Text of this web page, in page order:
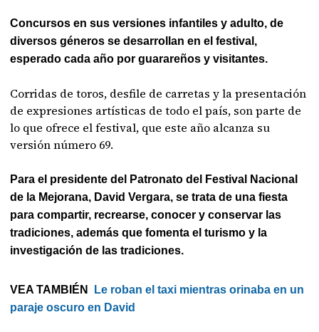
Concursos en sus versiones infantiles y adulto, de
diversos géneros se desarrollan en el festival,
esperado cada año por guarareños y visitantes.
Corridas de toros, desfile de carretas y la presentación
de expresiones artísticas de todo el país, son parte de
lo que ofrece el festival, que este año alcanza su
versión número 69.
Para el presidente del Patronato del Festival Nacional
de la Mejorana, David Vergara, se trata de una fiesta
para compartir, recrearse, conocer y conservar las
tradiciones, además que fomenta el turismo y la
investigación de las tradiciones.
VEA TAMBIÉN
Le roban el taxi mientras orinaba en un
paraje oscuro en David